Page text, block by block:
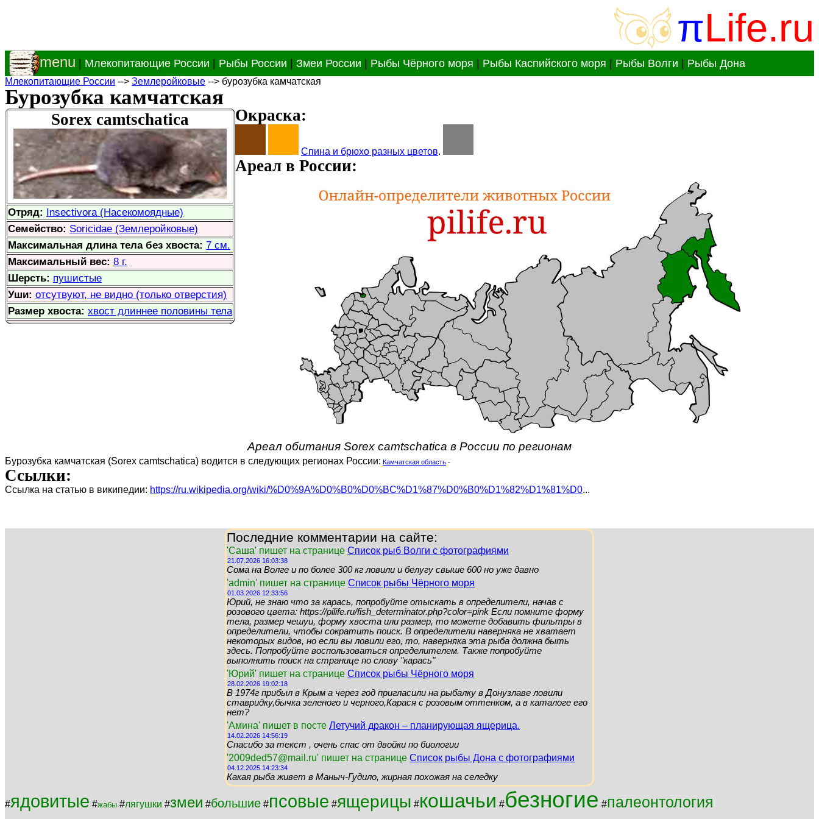
πLife.ru
menu Млекопитающие России Рыбы России Змеи России Рыбы Чёрного моря Рыбы Каспийского моря Рыбы Волги Рыбы Дона
Млекопитающие России --> Землеройковые --> бурозубка камчатская
Бурозубка камчатская
Sorex camtschatica
Отряд: Insectivora (Насекомоядные)
Семейство: Soricidae (Землеройковые)
Максимальная длина тела без хвоста: 7 см.
Максимальный вес: 8 г.
Шерсть: пушистые
Уши: отсутвуют, не видно (только отверстия)
Размер хвоста: хвост длиннее половины тела
Окраска:
Спина и брюхо разных цветов.
Ареал в России:
Ареал обитания Sorex camtschatica в России по регионам
Бурозубка камчатская (Sorex camtschatica) водится в следующих регионах России: Камчатская область -
Ссылки:
Ссылка на статью в википедии: https://ru.wikipedia.org/wiki/%D0%9A%D0%B0%D0%BC%D1%87%D0%B0%D1%82%D1%81%D0...
Последние комментарии на сайте:
'Саша' пишет на странице Список рыб Волги с фотографиями
21.07.2026 16:03:38
Сома на Волге и по более 300 кг ловили и белугу свыше 600 но уже давно
'admin' пишет на странице Список рыбы Чёрного моря
01.03.2026 12:33:56
Юрий, не знаю что за карась, попробуйте отыскать в определители, начав с
розового цвета: https://pilife.ru/fish_determinator.php?color=pink Если помните форму
тела, размер чешуи, форму хвоста или размер, то можете добавить фильтры в
определители, чтобы сократить поиск. В определители наверняка не хватает
некоторых видов, но если вы ловили его, то, наверняка эта рыба должна быть
здесь. Попробуйте воспользоваться определителем. Также попробуйте
выполнить поиск на странице по слову "карась"
'Юрий' пишет на странице Список рыбы Чёрного моря
28.02.2026 19:02:18
В 1974г прибыл в Крым а через год пригласили на рыбалку в Донузлаве ловили
ставридку,бычка зеленого и черного,Карася с розовым оттенком, а в каталоге его
нет?
'Амина' пишет в посте Летучий дракон – планирующая ящерица.
14.02.2026 14:56:19
Спасибо за текст , очень спас от двойки по биологии
'2009ded57@mail.ru' пишет на странице Список рыбы Дона с фотографиями
04.12.2025 14:23:34
Какая рыба живет в Маныч-Гудило, жирная похожая на селедку
#ядовитые #жабы #лягушки #змеи #большие #псовые #ящерицы #кошачьи #безногие #палеонтология